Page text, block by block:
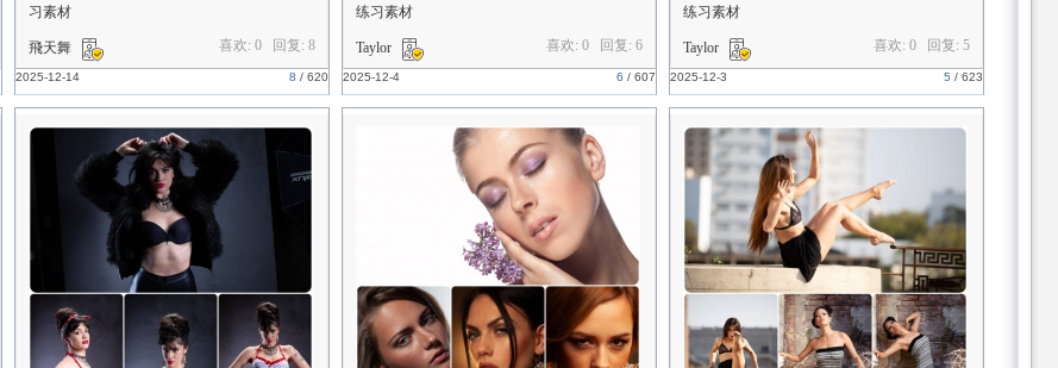
习素材
喜欢: 0 回复:8
飛天舞
8 /620
2025-12-14
练习素材
喜欢: 0 回复:6
Taylor
6 /607
2025-12-4
练习素材
喜欢: 0 回复:5
Taylor
5 /623
2025-12-3